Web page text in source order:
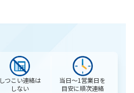
しつこい連絡は
しない
当日〜1営業日を
目安に順次連絡